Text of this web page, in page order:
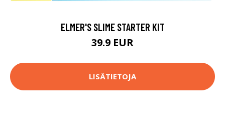
ELMER'S SLIME STARTER KIT
39.9 EUR
LISÄTIETOJA